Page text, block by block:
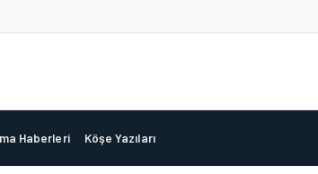
Haberleri Köşe Yazıları